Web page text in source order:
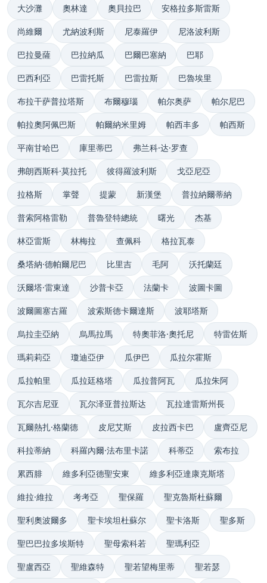
大沙灘 奧林達 奧貝拉巴 安格拉多斯雷斯
尚維爾 尤納波利斯 尼泰羅伊 尼洛波利斯
巴拉曼薩 巴拉納瓜 巴爾巴塞納 巴耶
巴西利亞 巴雷托斯 巴雷拉斯 巴魯埃里
布拉干萨普拉塔斯 布爾穆瑙 帕尔奥萨 帕尔尼巴
帕拉奧阿佩巴斯 帕爾納米里姆 帕西丰多 帕西斯
平南甘哈巴 庫里蒂巴 弗兰科·达·罗查
弗朗西斯科·莫拉托 彼得羅波利斯 戈亞尼亞
拉格斯 掌聲 提蒙 新漢堡 普拉納爾蒂納
普索阿格雷勒 普魯登特總統 曙光 杰基
林亞雷斯 林梅拉 查佩科 格拉瓦泰
桑塔納·德帕爾尼巴 比里吉 毛阿 沃托蘭廷
沃爾塔·雷東達 沙普卡亞 法蘭卡 波圖卡圖
波爾圖塞古羅 波索斯德卡爾達斯 波耶塔斯
烏拉圭亞納 烏馬拉馬 特奧菲洛·奧托尼 特雷佐斯
瑪莉莉亞 瓊迪亞伊 瓜伊巴 瓜拉尔霍斯
瓜拉帕里 瓜拉廷格塔 瓜拉普阿瓦 瓜拉朱阿
瓦尔吉尼亚 瓦尔泽亚普拉斯达 瓦拉達雷斯州長
瓦爾熱扎·格蘭德 皮尼艾斯 皮拉西卡巴 盧齊亞尼
科拉蒂納 科羅內爾·法布里卡諾 科蒂亞 索布拉
累西腓 維多利亞德聖安東 維多利亞達康克斯塔
維拉·維拉 考考亞 聖保羅 聖克魯斯杜蘇爾
聖利奧波爾多 聖卡埃坦杜蘇尔 聖卡洛斯 聖多斯
聖巴巴拉多埃斯特 聖母索科若 聖瑪利亞
聖盧西亞 聖維森特 聖若望梅里蒂 聖若瑟